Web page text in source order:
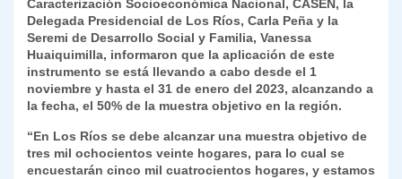
A
p
p
a
m
b
o
o
k
dI
n
Li
n
k
Fr
ie
n
dl
y
p
ar
tir
Caracterización Socioeconómica Nacional, CASEN, la
Delegada Presidencial de Los Ríos, Carla Peña y la
Seremi de Desarrollo Social y Familia, Vanessa
Huaiquimilla, informaron que la aplicación de este
instrumento se está llevando a cabo desde el 1
noviembre y hasta el 31 de enero del 2023, alcanzando a
la fecha, el 50% de la muestra objetivo en la región.
“En Los Ríos se debe alcanzar una muestra objetivo de
tres mil ochocientos veinte hogares, para lo cual se
encuestarán cinco mil cuatrocientos hogares, y estamos